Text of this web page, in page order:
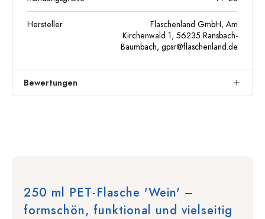
Hersteller
Flaschenland GmbH, Am
Kirchenwald 1, 56235 Ransbach-
Baumbach, gpsr@flaschenland.de
Bewertungen
250 ml PET-Flasche 'Wein' –
formschön, funktional und vielseitig